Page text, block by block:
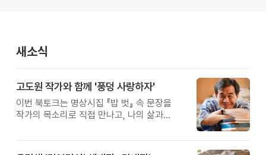
새소식
고도원 작가와 함께 '풍덩 사랑하자'
이번 북토크는 명상시집 『밥 벗』 속 문장을
작가의 목소리로 직접 만나고, 나의 삶과